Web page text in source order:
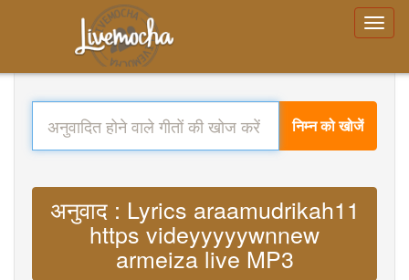
निम्न को खोजें
अनुवाद : Lyrics araamudrikah11
https videyyyyywnnew
armeiza live MP3